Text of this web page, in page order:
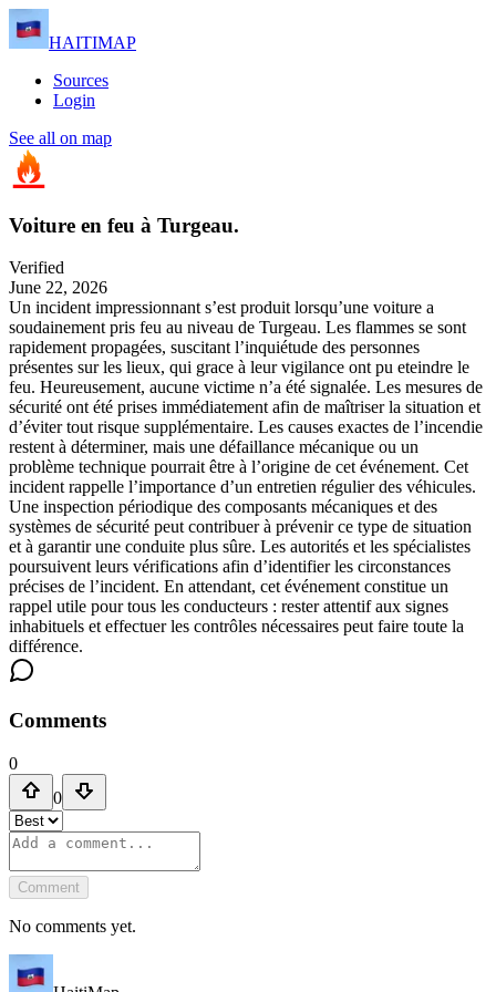
HAITIMAP
Sources
Login
See all on map
Voiture en feu à Turgeau.
Verified
June 22, 2026
Un incident impressionnant s’est produit lorsqu’une voiture a
soudainement pris feu au niveau de Turgeau. Les flammes se sont
rapidement propagées, suscitant l’inquiétude des personnes
présentes sur les lieux, qui grace à leur vigilance ont pu eteindre le
feu. Heureusement, aucune victime n’a été signalée. Les mesures de
sécurité ont été prises immédiatement afin de maîtriser la situation et
d’éviter tout risque supplémentaire. Les causes exactes de l’incendie
restent à déterminer, mais une défaillance mécanique ou un
problème technique pourrait être à l’origine de cet événement. Cet
incident rappelle l’importance d’un entretien régulier des véhicules.
Une inspection périodique des composants mécaniques et des
systèmes de sécurité peut contribuer à prévenir ce type de situation
et à garantir une conduite plus sûre. Les autorités et les spécialistes
poursuivent leurs vérifications afin d’identifier les circonstances
précises de l’incident. En attendant, cet événement constitue un
rappel utile pour tous les conducteurs : rester attentif aux signes
inhabituels et effectuer les contrôles nécessaires peut faire toute la
différence.
Comments
0
0
Comment
No comments yet.